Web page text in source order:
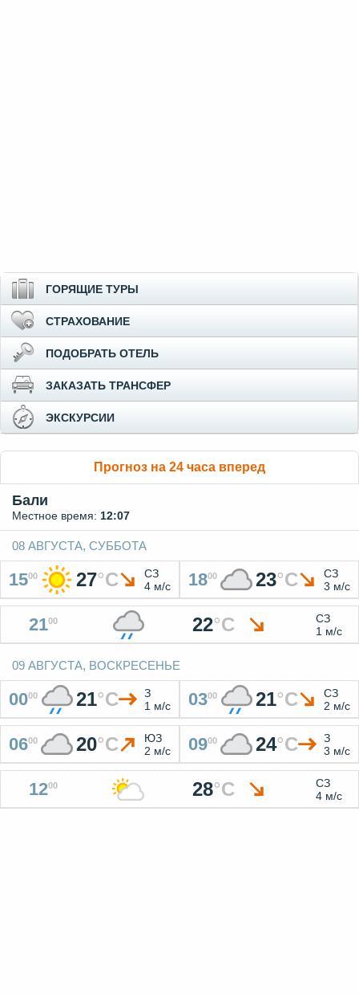
ГОРЯЩИЕ ТУРЫ
СТРАХОВАНИЕ
ПОДОБРАТЬ ОТЕЛЬ
ЗАКАЗАТЬ ТРАНСФЕР
ЭКСКУРСИИ
Прогноз на 24 часа вперед
Бали
Местное время: 12:07
08 АВГУСТА, СУББОТА
1500 27°C
СЗ
4 м/с
1800 23°C
СЗ
3 м/с
2100 22°C
СЗ
1 м/с
09 АВГУСТА, ВОСКРЕСЕНЬЕ
0000 21°C
З
1 м/с
0300 21°C
СЗ
2 м/с
0600 20°C
ЮЗ
2 м/с
0900 24°C
З
3 м/с
1200 28°C
СЗ
4 м/с